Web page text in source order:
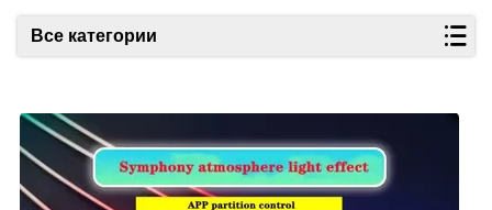
Все категории